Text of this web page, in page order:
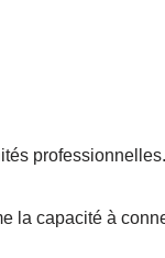
professionnelles.
la capacité à